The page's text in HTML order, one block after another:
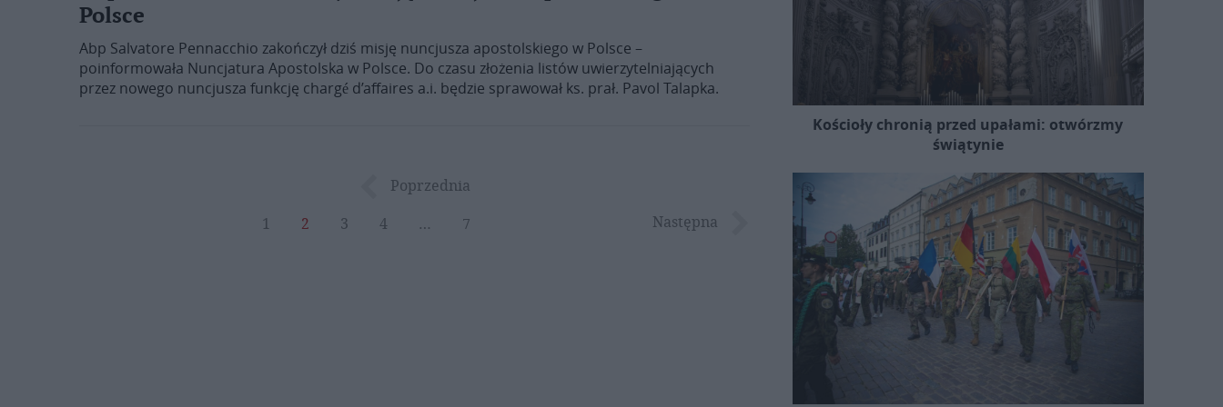
Polsce
Abp Salvatore Pennacchio zakończył dziś misję nuncjusza apostolskiego w Polsce –
poinformowała Nuncjatura Apostolska w Polsce. Do czasu złożenia listów uwierzytelniających
przez nowego nuncjusza funkcję chargé d’affaires a.i. będzie sprawował ks. prał. Pavol Talapka.
Poprzednia
1
2 3 4 … 7 Następna
Kościoły chronią przed upałami: otwórzmy
świątynie